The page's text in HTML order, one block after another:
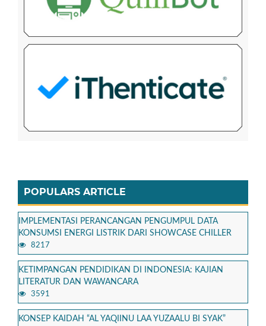
POPULARS ARTICLE
IMPLEMENTASI PERANCANGAN PENGUMPUL DATA
KONSUMSI ENERGI LISTRIK DARI SHOWCASE CHILLER
8217
KETIMPANGAN PENDIDIKAN DI INDONESIA: KAJIAN
LITERATUR DAN WAWANCARA
3591
KONSEP KAIDAH “AL YAQIINU LAA YUZAALU BI SYAK”